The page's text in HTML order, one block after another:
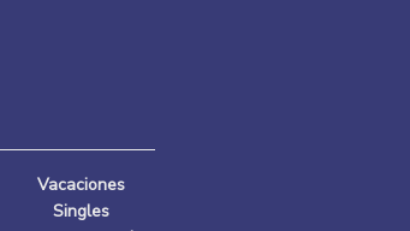
Vacaciones
Singles